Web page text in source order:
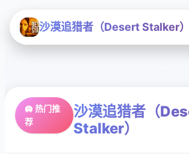
沙漠追猎者（Desert Stalker）
🛄 热门推
荐
沙漠追猎者（
Stalker）